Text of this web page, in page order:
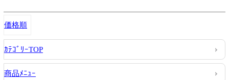
価格順
ｶﾃｺﾞﾘｰTOP
商品ﾒﾆｭｰ